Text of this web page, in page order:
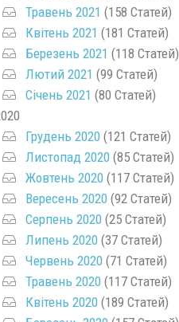
Травень 2021 (158 Статей)
Квітень 2021 (181 Статей)
Березень 2021 (118 Статей)
Лютий 2021 (99 Статей)
Січень 2021 (80 Статей)
Грудень 2020(121 Статей)
Листопад 2020(85 Статей)
Жовтень 2020(117 Статей)
Вересень 2020(92 Статей)
Серпень 2020(25 Статей)
Липень 2020(37 Статей)
Червень 2020(71 Статей)
Травень 2020(117 Статей)
Квітень 2020(189 Статей)